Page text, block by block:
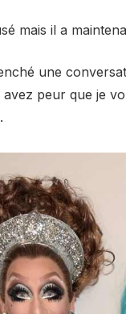
mais il a
une
avez peur que je